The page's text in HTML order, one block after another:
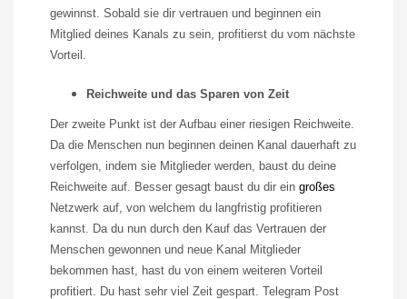
gewinnst. Sobald sie dir vertrauen und beginnen ein
Mitglied deines Kanals zu sein, profitierst du vom nächste
Vorteil.
Reichweite und das Sparen von Zeit
Der zweite Punkt ist der Aufbau einer riesigen Reichweite.
Da die Menschen nun beginnen deinen Kanal dauerhaft zu
verfolgen, indem sie Mitglieder werden, baust du deine
Reichweite auf. Besser gesagt baust du dir ein großes
Netzwerk auf, von welchem du langfristig profitieren
kannst. Da du nun durch den Kauf das Vertrauen der
Menschen gewonnen und neue Kanal Mitglieder
bekommen hast, hast du von einem weiteren Vorteil
profitiert. Du hast sehr viel Zeit gespart. Telegram Post